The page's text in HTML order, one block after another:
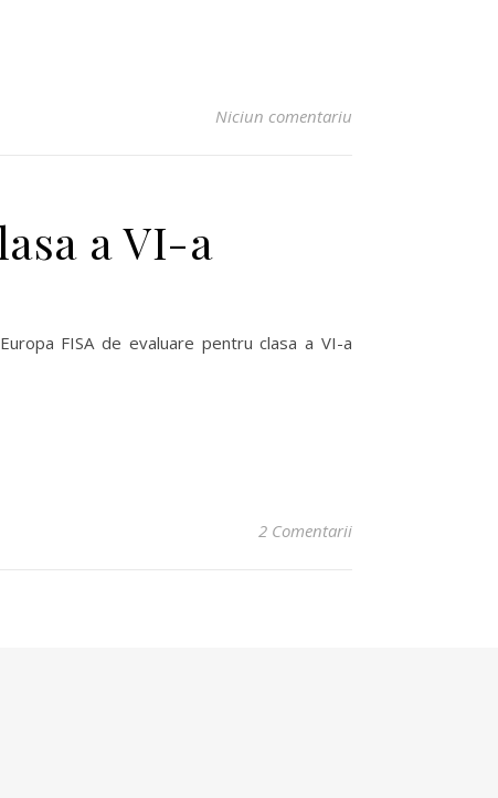
Niciun comentariu
a VI-a
FISA de evaluare pentru clasa a VI-a
2 Comentarii